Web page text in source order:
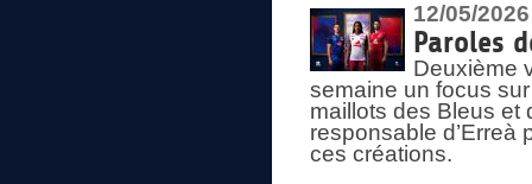
12/05/2026
Paroles
Deuxième
semaine un focus
maillots des Bleus et
responsable d’Erreà
ces créations.